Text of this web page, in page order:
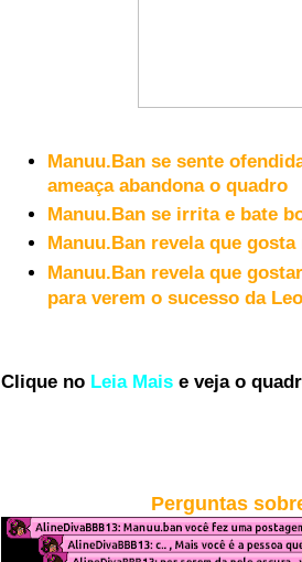
Manuu.Ban se sente
ameaça abandona o quadro
Manuu.Ban se irrita e bate
Manuu.Ban revela que
Manuu.Ban revela que
para verem o sucesso da
Clique no Leia Mais e veja o
Perguntas